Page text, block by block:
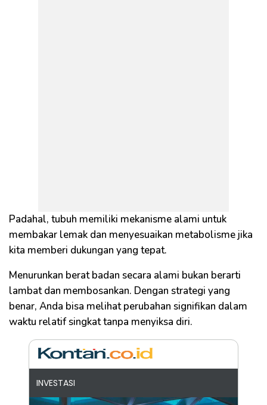
Padahal, tubuh memiliki mekanisme alami untuk
membakar lemak dan menyesuaikan metabolisme jika
kita memberi dukungan yang tepat.
Menurunkan berat badan secara alami bukan berarti
lambat dan membosankan. Dengan strategi yang
benar, Anda bisa melihat perubahan signifikan dalam
waktu relatif singkat tanpa menyiksa diri.
INVESTASI